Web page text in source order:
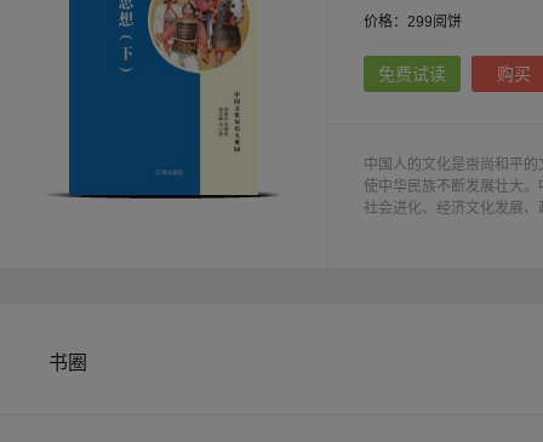
价格：299阅饼
免费试读 购买
中国人的文化是崇尚和平
使中华民族不断发展壮大
社会进化、经济文化发展
书圈